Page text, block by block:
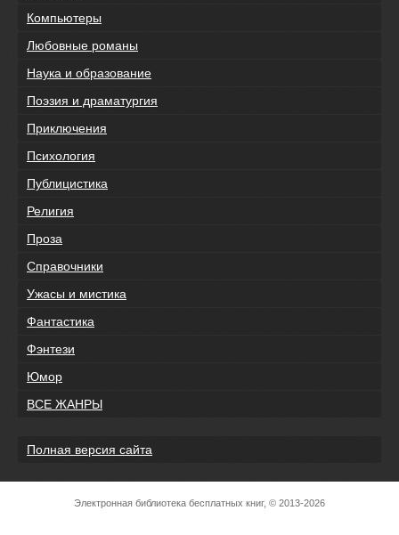
Компьютеры
Любовные романы
Наука и образование
Поэзия и драматургия
Приключения
Психология
Публицистика
Религия
Проза
Справочники
Ужасы и мистика
Фантастика
Фэнтези
Юмор
ВСЕ ЖАНРЫ
Полная версия сайта
Электронная библиотека бесплатных книг, © 2013-2026